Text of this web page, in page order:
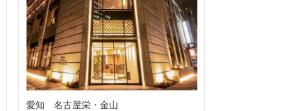
愛知 名古屋栄・金山